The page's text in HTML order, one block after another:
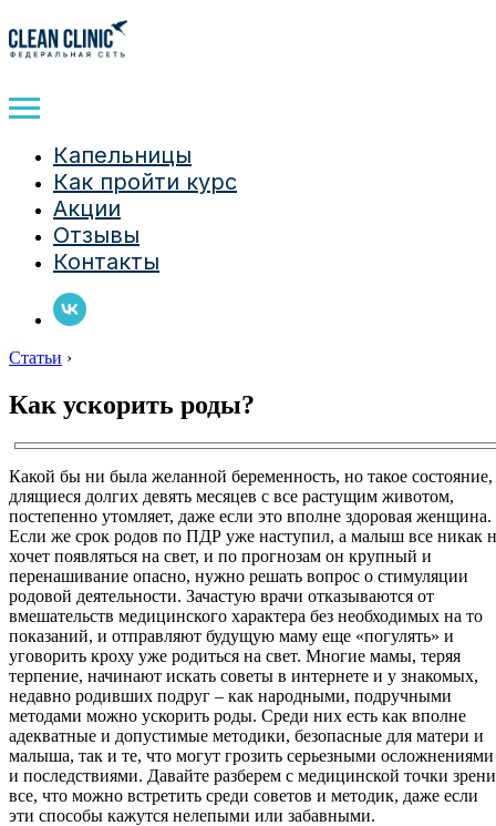
Капельницы
Как пройти курс
Акции
Отзывы
Контакты
Статьи ›
Как ускорить роды?
Какой бы ни была желанной беременность, но такое состояние,
длящиеся долгих девять месяцев с все растущим животом,
постепенно утомляет, даже если это вполне здоровая женщина.
Если же срок родов по ПДР уже наступил, а малыш все никак
хочет появляться на свет, и по прогнозам он крупный и
перенашивание опасно, нужно решать вопрос о стимуляции
родовой деятельности. Зачастую врачи отказываются от
вмешательств медицинского характера без необходимых на то
показаний, и отправляют будущую маму еще «погулять» и
уговорить кроху уже родиться на свет. Многие мамы, теряя
терпение, начинают искать советы в интернете и у знакомых,
недавно родивших подруг – как народными, подручными
методами можно ускорить роды. Среди них есть как вполне
адекватные и допустимые методики, безопасные для матери и
малыша, так и те, что могут грозить серьезными осложнениями
и последствиями. Давайте разберем с медицинской точки
все, что можно встретить среди советов и методик, даже если
эти способы кажутся нелепыми или забавными.